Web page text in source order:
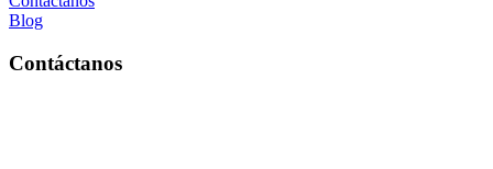
Blog
Contáctanos